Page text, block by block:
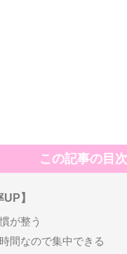
この記事の目次
】
が整う
間なので集中できる